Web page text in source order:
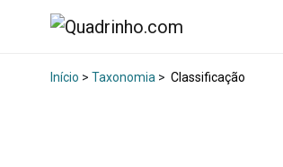
Início > Taxonomia > Classificação